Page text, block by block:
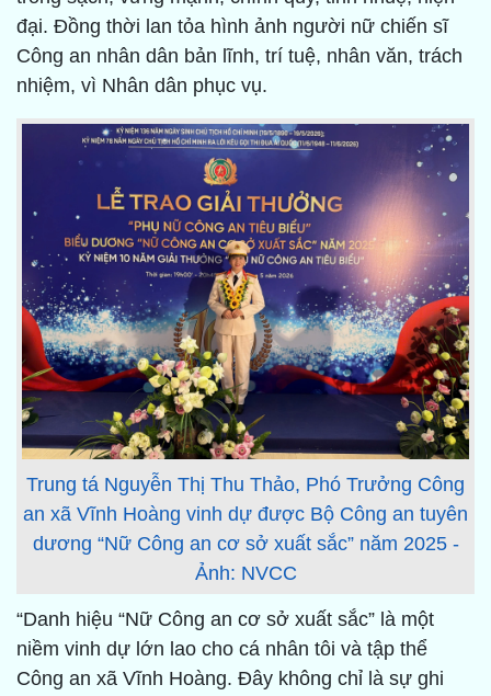
đại. Đồng thời lan tỏa hình ảnh người nữ chiến sĩ
Công an nhân dân bản lĩnh, trí tuệ, nhân văn, trách
nhiệm, vì Nhân dân phục vụ.
Trung tá Nguyễn Thị Thu Thảo, Phó Trưởng Công
an xã Vĩnh Hoàng vinh dự được Bộ Công an tuyên
dương “Nữ Công an cơ sở xuất sắc” năm 2025 -
Ảnh: NVCC
“Danh hiệu “Nữ Công an cơ sở xuất sắc” là một
niềm vinh dự lớn lao cho cá nhân tôi và tập thể
Công an xã Vĩnh Hoàng. Đây không chỉ là sự ghi